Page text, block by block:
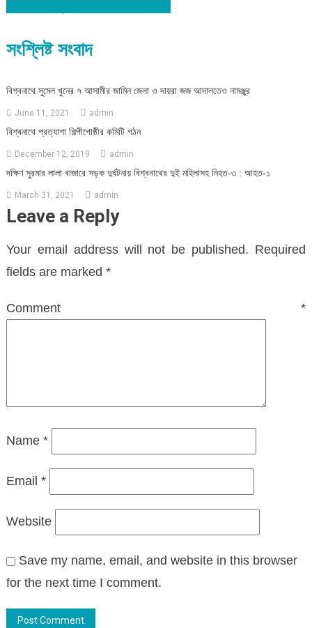
সংশ্লিষ্ট সংবাদ
বিশ্বনাথে সুমেল খুনের ৭ আসামীর জামিন জেলা ও দায়রা জজ আদালতেও নামঞ্জুর
June 11, 2021 admin
বিশ্বনাথে প্রত্যাশা শিল্পীগোষ্ঠীর কমিটি গঠন
December 12, 2019 admin
দক্ষিণ সুরমার লালা বাজারে সড়ক দুর্ঘটনায় বিশ্বনাথের দুই মহিলাসহ নিহত-৩ : আহত-১
March 31, 2021 admin
Leave a Reply
Your email address will not be published. Required
fields are marked *
Comment*
Name *
Email *
Website
Save my name, email, and website in this browser
for the next time I comment.